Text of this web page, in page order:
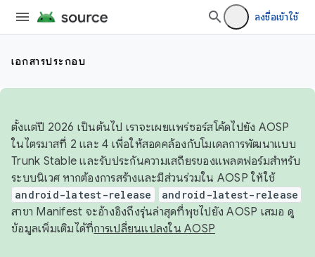
ลงชื่อเข้าใช้
เอกสารประกอบ
ตั้งแต่ปี 2026 เป็นต้นไป เราจะเผยแพร่ซอร์สโค้ดไปยัง AOSP
ในไตรมาสที่ 2 และ 4 เพื่อให้สอดคล้องกับโมเดลการพัฒนาแบบ
Trunk Stable และรับประกันความเสถียรของแพลตฟอร์มสำหรับ
ระบบนิเวศ หากต้องการสร้างและมีส่วนร่วมใน AOSP ให้ใช้
android-latest-release android-latest-release
สาขา Manifest จะอ้างอิงถึงรุ่นล่าสุดที่พุชไปยัง AOSP เสมอ ดู
ข้อมูลเพิ่มเติมได้ที่การเปลี่ยนแปลงใน AOSP